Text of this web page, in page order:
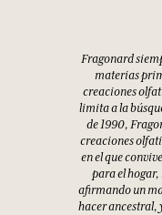
Fragonard
materias
creaciones
limita a la
de 1990,
creaciones
en el que
para el
afirmando un
hacer ancestral,